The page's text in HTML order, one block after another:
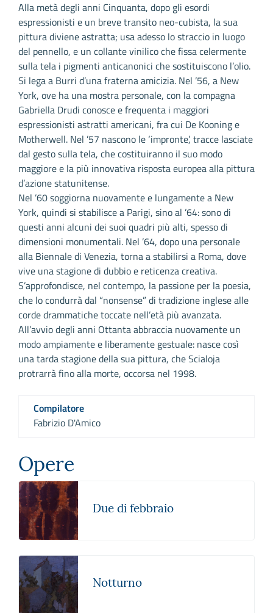
Alla metà degli anni Cinquanta, dopo gli esordi
espressionisti e un breve transito neo-cubista, la sua
pittura diviene astratta; usa adesso lo straccio in luogo
del pennello, e un collante vinilico che fissa celermente
sulla tela i pigmenti anticanonici che sostituiscono l’olio.
Si lega a Burri d’una fraterna amicizia. Nel ’56, a New
York, ove ha una mostra personale, con la compagna
Gabriella Drudi conosce e frequenta i maggiori
espressionisti astratti americani, fra cui De Kooning e
Motherwell. Nel ’57 nascono le ‘impronte’, tracce lasciate
dal gesto sulla tela, che costituiranno il suo modo
maggiore e la più innovativa risposta europea alla pittura
d’azione statunitense.
Nel ’60 soggiorna nuovamente e lungamente a New
York, quindi si stabilisce a Parigi, sino al ’64: sono di
questi anni alcuni dei suoi quadri più alti, spesso di
dimensioni monumentali. Nel ’64, dopo una personale
alla Biennale di Venezia, torna a stabilirsi a Roma, dove
vive una stagione di dubbio e reticenza creativa.
S’approfondisce, nel contempo, la passione per la poesia,
che lo condurrà dal “nonsense” di tradizione inglese alle
corde drammatiche toccate nell’età più avanzata.
All’avvio degli anni Ottanta abbraccia nuovamente un
modo ampiamente e liberamente gestuale: nasce così
una tarda stagione della sua pittura, che Scialoja
protrarrà fino alla morte, occorsa nel 1998.
Compilatore
Fabrizio D'Amico
Opere
Due di febbraio
Notturno